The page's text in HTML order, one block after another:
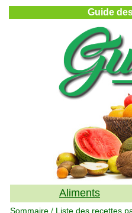
Guide
Aliments
Sommaire / Liste des recettes